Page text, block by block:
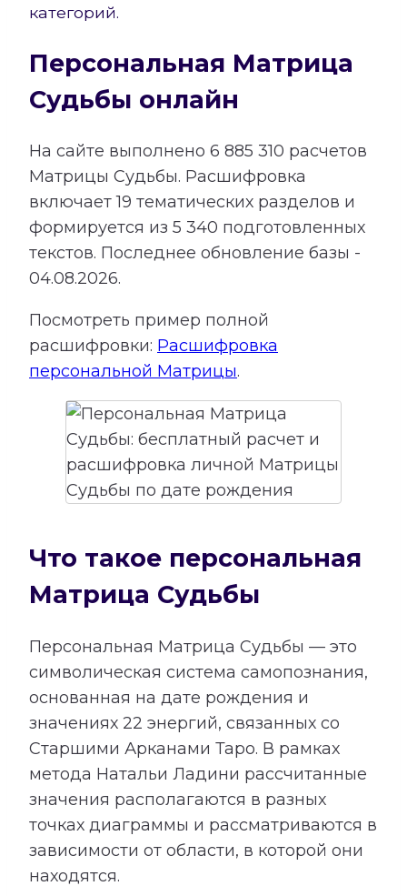
категорий.
Персональная Матрица
Судьбы онлайн
На сайте выполнено 6 885 310 расчетов
Матрицы Судьбы. Расшифровка
включает19 тематических разделов и
формируется из 5 340 подготовленных
текстов. Последнее обновление базы -
04.08.2026.
Посмотреть пример полной
расшифровки: Расшифровка
персональной Матрицы.
Что такое персональная
Матрица Судьбы
Персональная Матрица Судьбы — это
символическая система самопознания,
основанная на дате рождения и
значениях 22 энергий, связанных со
Старшими Арканами Таро. В рамках
метода Натальи Ладини рассчитанные
значения располагаются в разных
точках диаграммы и рассматриваются в
зависимости от области, в которой они
находятся.